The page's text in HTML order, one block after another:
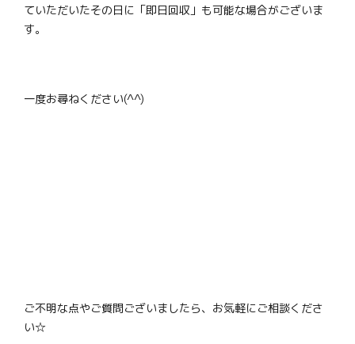
ていただいたその日に「即日回収」も可能な場合がございま
す。
一度お尋ねください(^^)
ご不明な点やご質問ございましたら、お気軽にご相談くださ
い☆